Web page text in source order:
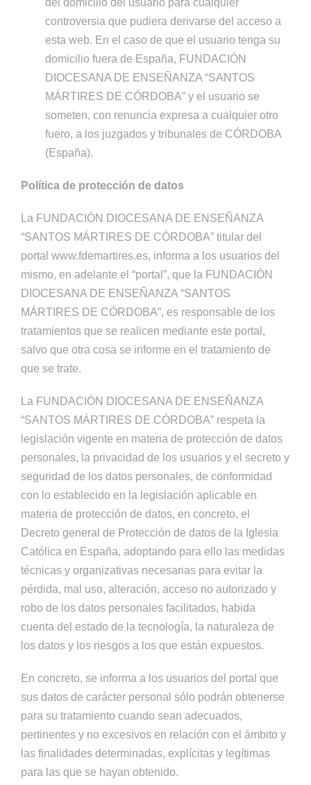
controversia que pudiera derivarse del acceso a
esta web. En el caso de que el usuario tenga su
domicilio fuera de España, FUNDACIÓN
DIOCESANA DE ENSEÑANZA “SANTOS
MÁRTIRES DE CÓRDOBA” y el usuario se
someten, con renuncia expresa a cualquier otro
fuero, a los juzgados y tribunales de CÓRDOBA
(España).
Política de protección de datos
La FUNDACIÓN DIOCESANA DE ENSEÑANZA
“SANTOS MÁRTIRES DE CÓRDOBA” titular del
portal www.fdemartires.es, informa a los usuarios del
mismo, en adelante el “portal”, que la FUNDACIÓN
DIOCESANA DE ENSEÑANZA “SANTOS
MÁRTIRES DE CÓRDOBA”, es responsable de los
tratamientos que se realicen mediante este portal,
salvo que otra cosa se informe en el tratamiento de
que se trate.
La FUNDACIÓN DIOCESANA DE ENSEÑANZA
“SANTOS MÁRTIRES DE CÓRDOBA” respeta la
legislación vigente en materia de protección de datos
personales, la privacidad de los usuarios y el secreto y
seguridad de los datos personales, de conformidad
con lo establecido en la legislación aplicable en
materia de protección de datos, en concreto, el
Decreto general de Protección de datos de la Iglesia
Católica en España, adoptando para ello las medidas
técnicas y organizativas necesarias para evitar la
pérdida, mal uso, alteración, acceso no autorizado y
robo de los datos personales facilitados, habida
cuenta del estado de la tecnología, la naturaleza de
los datos y los riesgos a los que están expuestos.
En concreto, se informa a los usuarios del portal que
sus datos de carácter personal sólo podrán obtenerse
para su tratamiento cuando sean adecuados,
pertinentes y no excesivos en relación con el ámbito y
las finalidades determinadas, explícitas y legítimas
para las que se hayan obtenido.